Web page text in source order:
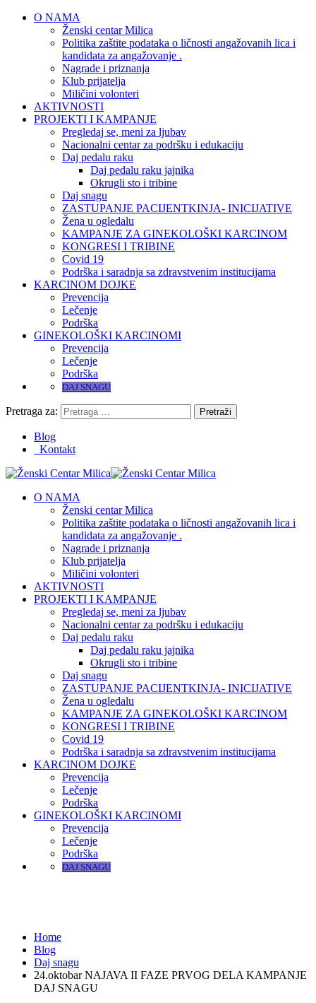
O NAMA
Ženski centar Milica
Politika zaštite podataka o ličnosti angažovanih lica i
kandidata za angažovanje .
Nagrade i priznanja
Klub prijatelja
Miličini volonteri
AKTIVNOSTI
PROJEKTI I KAMPANJE
Pregledaj se, meni za ljubav
Nacionalni centar za podršku i edukaciju
Daj pedalu raku
Daj pedalu raku jajnika
Okrugli sto i tribine
Daj snagu
ZASTUPANJE PACIJENTKINJA- INICIJATIVE
Žena u ogledalu
KAMPANJE ZA GINEKOLOŠKI KARCINOM
KONGRESI I TRIBINE
Covid 19
Podrška i saradnja sa zdravstvenim institucijama
KARCINOM DOJKE
Prevencija
Lečenje
Podrška
GINEKOLOŠKI KARCINOMI
Prevencija
Lečenje
Podrška
DAJ SNAGU
Pretraga za:
Blog
Kontakt
O NAMA
Ženski centar Milica
Politika zaštite podataka o ličnosti angažovanih lica i
kandidata za angažovanje .
Nagrade i priznanja
Klub prijatelja
Miličini volonteri
AKTIVNOSTI
PROJEKTI I KAMPANJE
Pregledaj se, meni za ljubav
Nacionalni centar za podršku i edukaciju
Daj pedalu raku
Daj pedalu raku jajnika
Okrugli sto i tribine
Daj snagu
ZASTUPANJE PACIJENTKINJA- INICIJATIVE
Žena u ogledalu
KAMPANJE ZA GINEKOLOŠKI KARCINOM
KONGRESI I TRIBINE
Covid 19
Podrška i saradnja sa zdravstvenim institucijama
KARCINOM DOJKE
Prevencija
Lečenje
Podrška
GINEKOLOŠKI KARCINOMI
Prevencija
Lečenje
Podrška
DAJ SNAGU
Home
Blog
Daj snagu
24.oktobar NAJAVA II FAZE PRVOG DELA KAMPANJE
DAJ SNAGU